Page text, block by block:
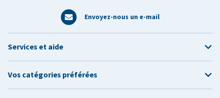
Envoyez-nous un e-mail
Services et aide
Vos catégories préférées